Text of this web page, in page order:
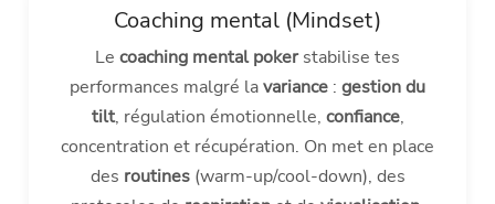
Coaching mental (Mindset)
Le coaching mental pokerstabilise tes
performances malgré lavariance : gestion du
tilt, régulation émotionnelle, confiance,
concentration et récupération. On met en place
des routines(warm-up/cool-down), des